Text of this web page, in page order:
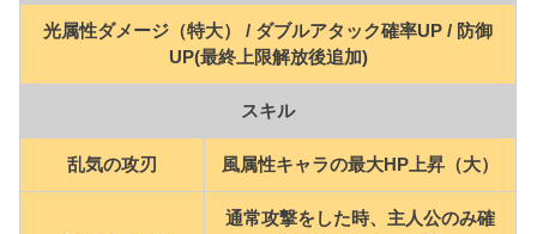
光属性ダメージ（特大） / ダブルアタック確率UP / 防御
UP(最終上限解放後追加)
スキル
乱気の攻刃 風属性キャラの最大HP上昇（大）
通常攻撃をした時、主人公のみ確